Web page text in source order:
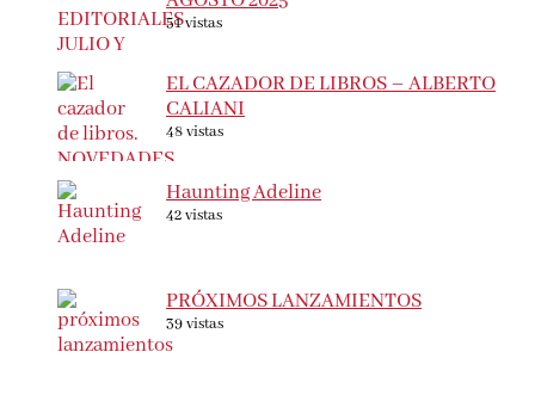
51 vistas
EL CAZADOR DE LIBROS – ALBERTO
CALIANI
48 vistas
Haunting Adeline
42 vistas
PRÓXIMOS LANZAMIENTOS
39 vistas